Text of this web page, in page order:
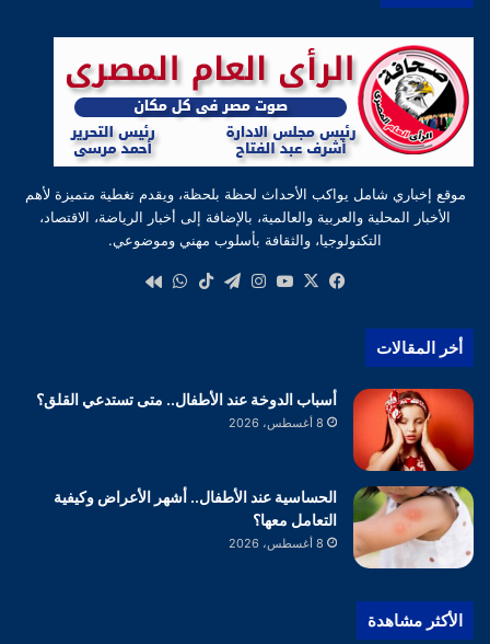
موقع إخباري شامل يواكب الأحداث لحظة بلحظة، ويقدم تغطية متميزة لأهم
الأخبار المحلية والعربية والعالمية، بالإضافة إلى أخبار الرياضة، الاقتصاد،
التكنولوجيا، والثقافة بأسلوب مهني وموضوعي.
فيسبوك
‫X
‫YouTube
انستقرام
تيلقرام‫TikTokواتساب
أخر المقالات
أسباب الدوخة عند الأطفال.. متى تستدعي القلق؟
8 أغسطس، 2026
الحساسية عند الأطفال.. أشهر الأعراض وكيفية
التعامل معها؟
8 أغسطس، 2026
الأكثر مشاهدة